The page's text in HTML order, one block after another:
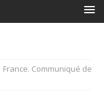
France. Communiqué de